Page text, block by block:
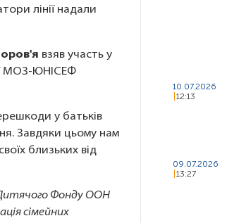
лінії надали
взяв участь у
МОЗ-ЮНІСЕФ
у батьків
Завдяки цьому нам
близьких від
Дитячого Фонду ООН
сімейних
10.07.2026
12:13
09.07.2026
13:27